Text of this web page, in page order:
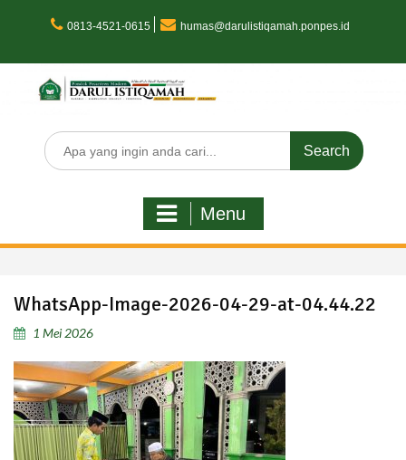
0813-4521-0615 humas@darulistiqamah.ponpes.id
Search
for:
Menu
WhatsApp-Image-2026-04-29-at-04.44.22
1 Mei 2026